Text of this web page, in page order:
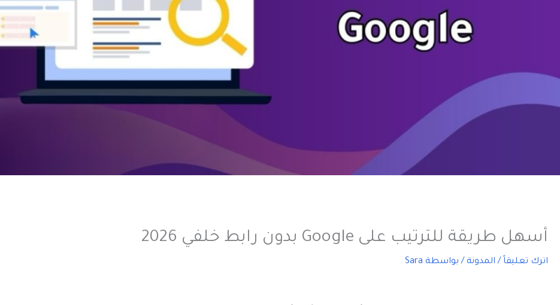
أسهل طريقة للترتيب على Google بدون رابط خلفي 2026
اترك تعليقاً / المدونة / بواسطة Sara